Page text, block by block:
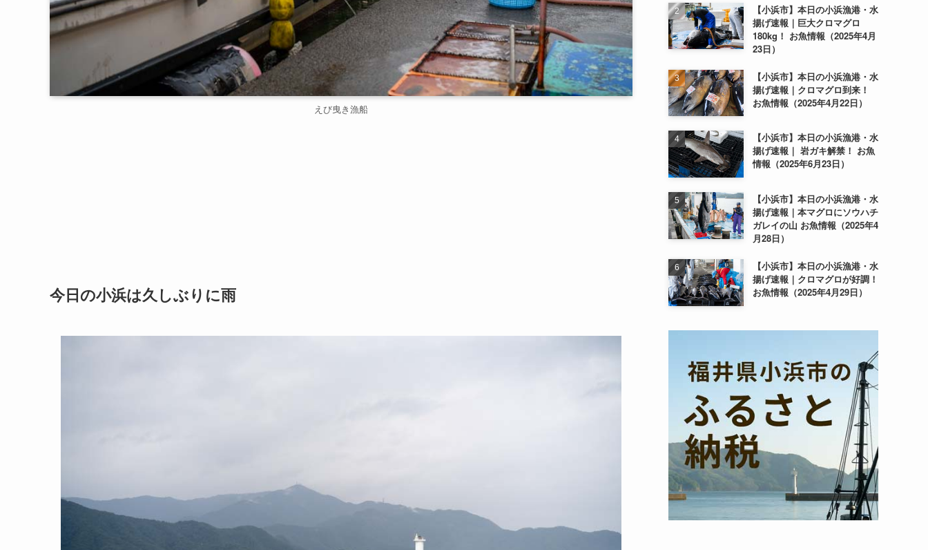
えび曳き漁船
今日の小浜は久しぶりに雨
【小浜市】本日の小浜漁港・水
揚げ速報｜巨大クロマグロ
180kg！ お魚情報（2025年4月
23日）
【小浜市】本日の小浜漁港・水
揚げ速報｜クロマグロ到来！
お魚情報（2025年4月22日）
【小浜市】本日の小浜漁港・水
揚げ速報｜ 岩ガキ解禁！ お魚
情報（2025年6月23日）
【小浜市】本日の小浜漁港・水
揚げ速報｜本マグロにソウハチ
ガレイの山 お魚情報（2025年4
月28日）
【小浜市】本日の小浜漁港・水
揚げ速報｜クロマグロが好調！
お魚情報（2025年4月29日）